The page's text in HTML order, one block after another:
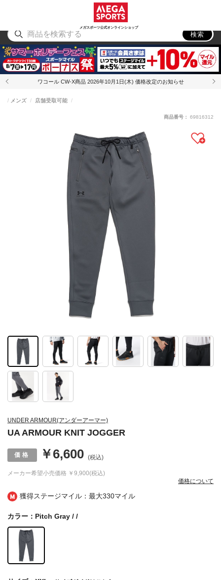
メガスポーツ公式オンラインショップ
アウトドア
検索
ワコール CW-X商品 2026年10月1日(木) 価格改定のお知らせ
獲得ステージマイル：最大330マイル
UNDER ARMOUR(アンダーアーマー)
UA ARMOUR KNIT JOGGER
メンズ 店舗受取可能
メーカー希望小売価格 ￥9,900(税込)
￥6,600 (税込)
価格について
商品番号： 69816312
カラー：Pitch Gray / /